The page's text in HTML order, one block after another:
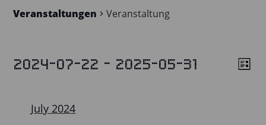
Veranstaltungen Veranstaltung
VERANSTALTUNGEN List
2024-07-22 - 2025-05-31
date.July 2024